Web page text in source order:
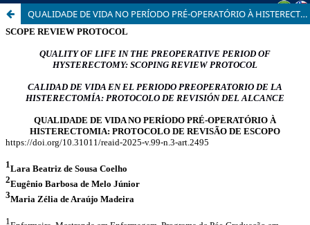
QUALIDADE DE VIDA NO PERÍODO PRÉ-OPERATÓRIO À HISTERECTOMIA: PROTOCOLO DE REVISÃO DE ESCOPO